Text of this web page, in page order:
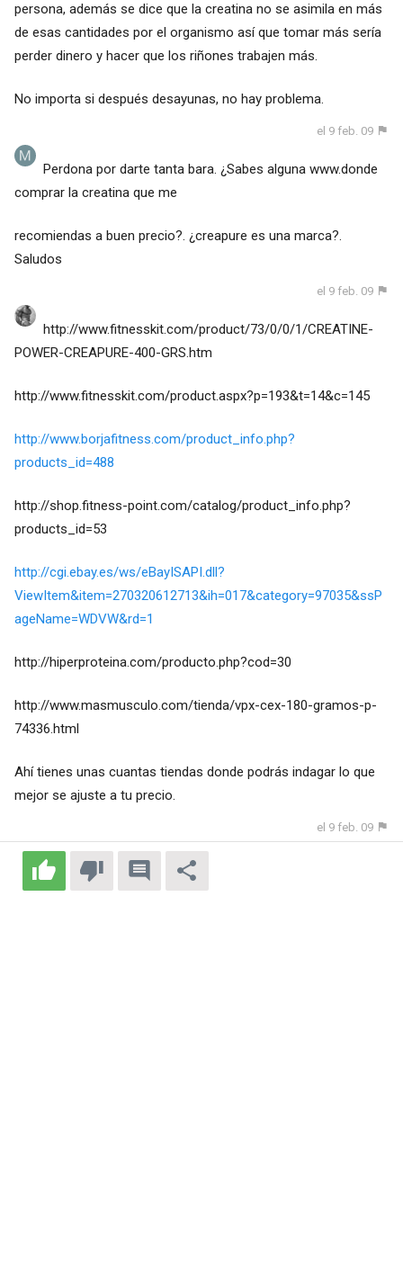
persona, además se dice que la creatina no se asimila en más
de esas cantidades por el organismo así que tomar más sería
perder dinero y hacer que los riñones trabajen más.
No importa si después desayunas, no hay problema.
el 9 feb. 09
Perdona por darte tanta bara. ¿Sabes alguna www.donde
comprar la creatina que me
recomiendas a buen precio?. ¿creapure es una marca?.
Saludos
el 9 feb. 09
http://www.fitnesskit.com/product/73/0/0/1/CREATINE-
POWER-CREAPURE-400-GRS.htm
http://www.fitnesskit.com/product.aspx?p=193&t=14&c=145
http://www.borjafitness.com/product_info.php?
products_id=488
http://shop.fitness-point.com/catalog/product_info.php?
products_id=53
http://cgi.ebay.es/ws/eBayISAPI.dll?
ViewItem&item=270320612713&ih=017&category=97035&ssP
ageName=WDVW&rd=1
http://hiperproteina.com/producto.php?cod=30
http://www.masmusculo.com/tienda/vpx-cex-180-gramos-p-
74336.html
Ahí tienes unas cuantas tiendas donde podrás indagar lo que
mejor se ajuste a tu precio.
el 9 feb. 09